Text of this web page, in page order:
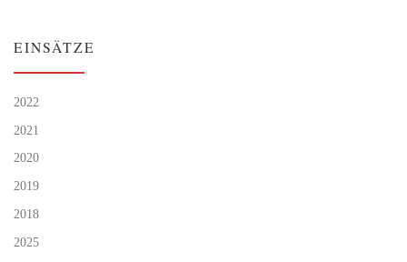
EINSÄTZE
2022
2021
2020
2019
2018
2025